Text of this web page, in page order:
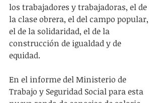
los trabajadores y trabajadoras, el de
la clase obrera, el del campo popular,
el de la solidaridad, el de la
construcción de igualdad y de
equidad.
En el informe del Ministerio de
Trabajo y Seguridad Social para esta